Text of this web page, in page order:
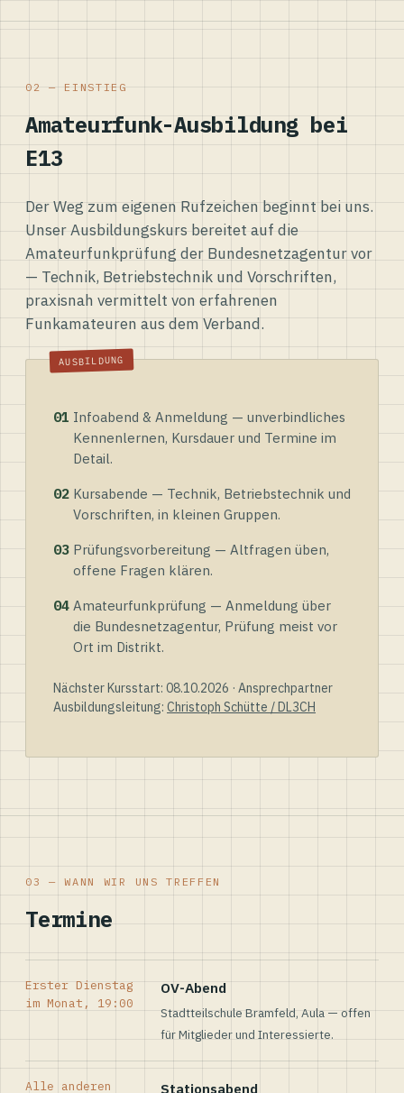
02 — EINSTIEG
Amateurfunk-Ausbildung bei
E13
Der Weg zum eigenen Rufzeichen beginnt bei uns.
Unser Ausbildungskurs bereitet auf die
Amateurfunkprüfung der Bundesnetzagentur vor
— Technik, Betriebstechnik und Vorschriften,
praxisnah vermittelt von erfahrenen
Funkamateuren aus dem Verband.
01 Infoabend & Anmeldung — unverbindliches
Kennenlernen, Kursdauer und Termine im
Detail.
02 Kursabende — Technik, Betriebstechnik und
Vorschriften, in kleinen Gruppen.
03 Prüfungsvorbereitung — Altfragen üben,
offene Fragen klären.
04 Amateurfunkprüfung — Anmeldung über
die Bundesnetzagentur, Prüfung meist vor
Ort im Distrikt.
Nächster Kursstart: 08.10.2026 · Ansprechpartner
Ausbildungsleitung: Christoph Schütte / DL3CH
03 — WANN WIR UNS TREFFEN
Termine
Erster Dienstag
im Monat, 19:00
OV-Abend
Stadtteilschule Bramfeld, Aula — offen
für Mitglieder und Interessierte.
Alle anderen
Stationsabend